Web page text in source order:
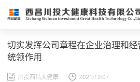
切实发挥公司章程在企业治理和经
统领作用
川投西昌大健康 2021/12/07